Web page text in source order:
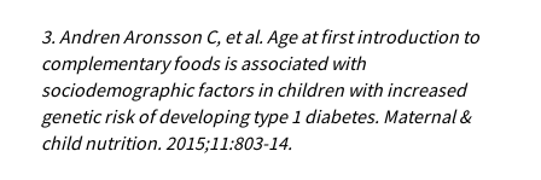
3. Andren Aronsson C, et al. Age at first introduction to
complementary foods is associated with
sociodemographic factors in children with increased
genetic risk of developing type 1 diabetes. Maternal &
child nutrition. 2015;11:803-14.